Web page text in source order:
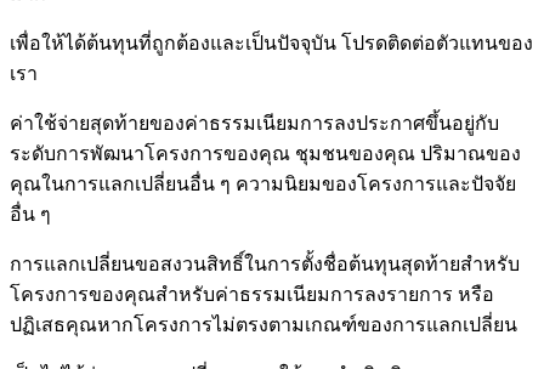
เพื่อให้ได้ต้นทุนที่ถูกต้องและเป็นปัจจุบัน โปรดติดต่อตัวแทนของ
เรา
ค่าใช้จ่ายสุดท้ายของค่าธรรมเนียมการลงประกาศขึ้นอยู่กับ
ระดับการพัฒนาโครงการของคุณ ชุมชนของคุณ ปริมาณของ
คุณในการแลกเปลี่ยนอื่น ๆ ความนิยมของโครงการและปัจจัย
อื่น ๆ
การแลกเปลี่ยนขอสงวนสิทธิ์ในการตั้งชื่อต้นทุนสุดท้ายสำหรับ
โครงการของคุณสำหรับค่าธรรมเนียมการลงรายการ หรือ
ปฏิเสธคุณหากโครงการไม่ตรงตามเกณฑ์ของการแลกเปลี่ยน